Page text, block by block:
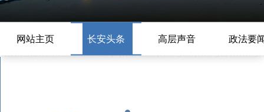
网站主页 长安头条 高层声音 政法要